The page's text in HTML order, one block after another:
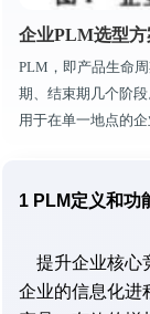
企业PLM选型方
PLM，即产品生命
期、结束期几个阶
用于在单一地点的
1 PLM定义和功
提升企业核心
企业的信息化进